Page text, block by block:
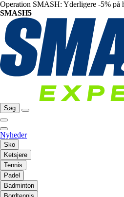
Operation SMASH: Yderligere -5% på
SMASH5
Søg
Nyheder
Sko
Ketsjere
Tennis
Padel
Badminton